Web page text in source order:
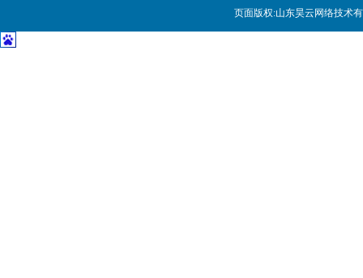
解密 Uber 数据团队的基础数据
页面版权:山东昊云网络技术